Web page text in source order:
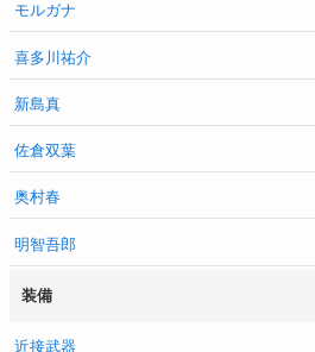
モルガナ
喜多川祐介
新島真
佐倉双葉
奥村春
明智吾郎
装備
近接武器